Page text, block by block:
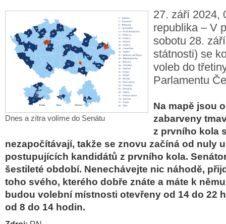
Dnes a zítra volíme do Senátu
27. září 2024,
republika – V
sobotu 28.
státnosti) se
voleb do
Parlamentu
Na mapě jsou
zabarveny
z prvního kola
nezapočítávají, takže se znovu začíná od nuly
postupujících kandidátů z prvního kola.
šestileté období. Nenechávejte nic náhodě,
toho svého, kterého dobře znáte a máte k
budou volební místnosti otevřeny od 14 do 22
od 8 do 14 hodin.